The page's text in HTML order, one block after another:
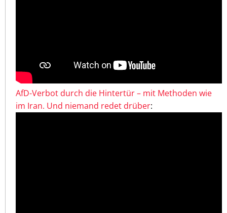
AfD-Verbot durch die Hintertür – mit Methoden wie
im Iran. Und niemand redet drüber: